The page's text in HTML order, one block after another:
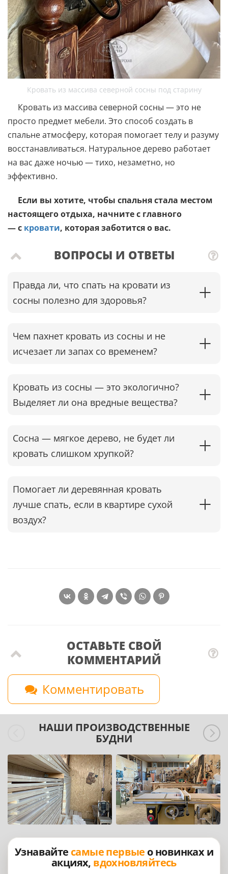
Кровать из массива северной сосны под старину
Кровать из массива северной сосны — это не
просто предмет мебели. Это способ создать в
спальне атмосферу, которая помогает телу и разуму
восстанавливаться. Натуральное дерево работает
на вас даже ночью — тихо, незаметно, но
эффективно.
Если вы хотите, чтобы спальня стала местом
настоящего отдыха, начните с главного
— с кровати, которая заботится о вас.
ВОПРОСЫ И ОТВЕТЫ
Правда ли, что спать на кровати из
сосны полезно для здоровья?
Чем пахнет кровать из сосны и не
исчезает ли запах со временем?
Кровать из сосны — это экологично?
Выделяет ли она вредные вещества?
Сосна — мягкое дерево, не будет ли
кровать слишком хрупкой?
Помогает ли деревянная кровать
лучше спать, если в квартире сухой
воздух?
ОСТАВЬТЕ СВОЙ
КОММЕНТАРИЙ
Комментировать
НАШИ ПРОИЗВОДСТВЕННЫЕ
БУДНИ
Узнавайте самые первые о новинках и
акциях, вдохновляйтесь